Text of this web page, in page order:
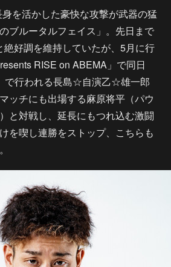
を活かした豪快な攻撃が武器の猛
ブルータルフェイス」。先日まで
絶好調を維持していたが、5月に行
RISE on ABEMA」で同日
で行われる長島☆自演乙☆雄一郎
ッチにも出場する麻原将平（パウ
と対戦し、延長にもつれ込む激闘
を喫し連勝をストップ、こちらも